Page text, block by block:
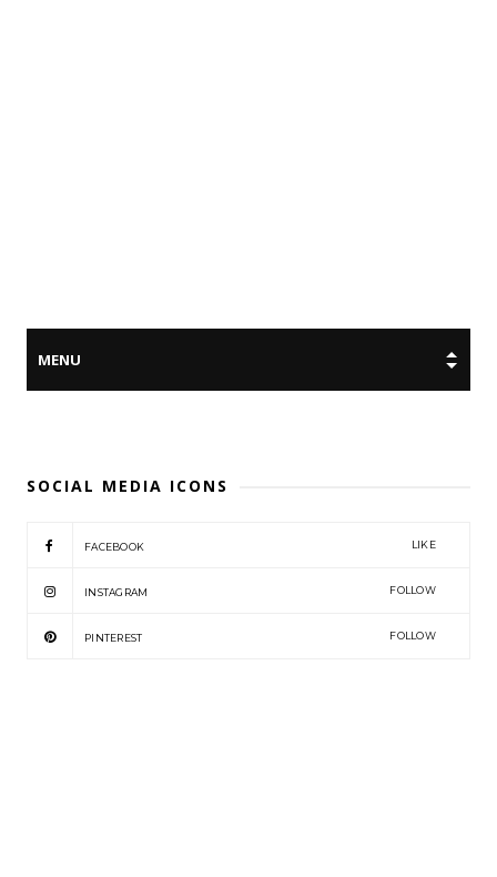
SOCIAL MEDIA ICONS
FACEBOOK LIKE
INSTAGRAM FOLLOW
PINTEREST FOLLOW